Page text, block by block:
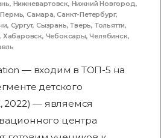
, Нижневартовск, Нижний Новгород,
Пермь,Самара,Санкт-Петербург,
, Сургут,Сызрань,Тверь, Тольятти,
, Хабаровск, Чебоксары,Челябинск,
— входим в ТОП-5 на
детского
2022) — являемся
центра